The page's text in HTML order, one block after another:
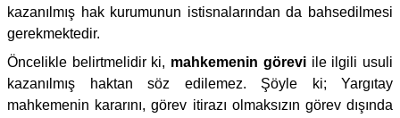
kazanılmış hak kurumunun istisnalarından da bahsedilmesi
gerekmektedir.
Öncelikle belirtmelidir ki, mahkemenin göreviile ilgili usuli
kazanılmış haktan söz edilemez. Şöyle ki; Yargıtay
mahkemenin kararını, görev itirazı olmaksızın görev dışında